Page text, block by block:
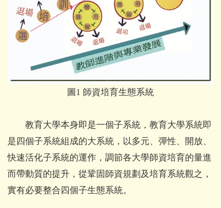
圖1 師資培育生態系統
教育大學本身即是一個子系統，教育大學系統即
是四個子系統組成的大系統，以多元、彈性、開放、
快速活化子系統的運作，調節各大學師資培育的量進
而帶動質的提升，從鞏固師資規劃及培育系統觀之，
實有必要整合四個子生態系統。